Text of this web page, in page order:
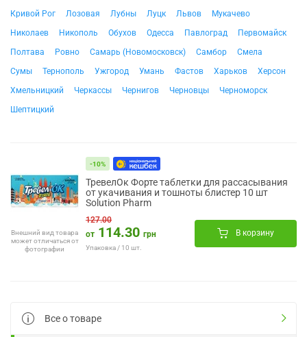
Кривой Рог
Лозовая Лубны Луцк Львов
Мукачево
Николаев
Никополь Обухов Одесса Павлоград
Первомайск
Полтава
Ровно Самарь (Новомосковск) Самбор
Смела
Сумы
Тернополь Ужгород Умань Фастов Харьков
Херсон
Хмельницкий
Черкассы Чернигов Черновцы
Черноморск
Шептицкий
Внешний вид товара
может отличаться от
фотографии
-10%
ТревелОк Форте таблетки для рассасывания
от укачивания и тошноты блистер 10 шт
Solution Pharm
127.00
от 114.30 грн
Упаковка / 10 шт.
В корзину
Все о товаре